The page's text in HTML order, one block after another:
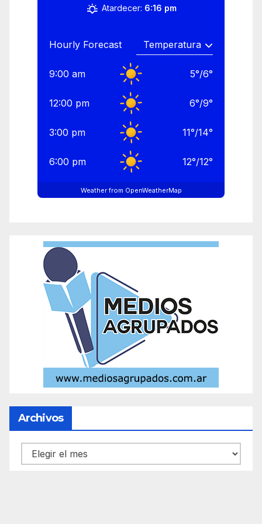
Atardecer: 6:16 pm
Hourly Forecast
9:00 am 5°/6°
12:00 pm 6°/9°
3:00 pm 11°/14°
6:00 pm 12°/12°
Weather from OpenWeatherMap
Archivos
Archivos